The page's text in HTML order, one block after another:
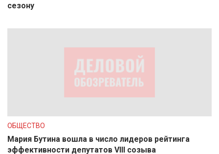
сезону
ОБЩЕСТВО
Мария Бутина вошла в число лидеров рейтинга
эффективности депутатов VIII созыва